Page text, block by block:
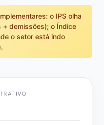
o IPS olha
+ demissões); o Índice
o setor está indo